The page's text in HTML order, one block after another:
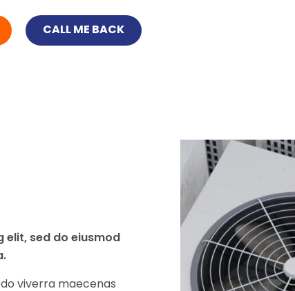
CALL ME BACK
elit, sed do eiusmod
viverra maecenas